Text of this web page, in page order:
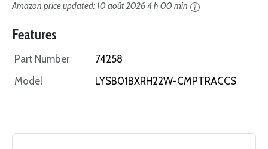
Amazon price updated:10 août 2026 4 h 00 min
Features
Part Number
74258
Model
LYSB01BXRH22W-CMPTRACCS